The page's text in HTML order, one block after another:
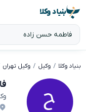
بنیاد وکلا
بنیاد وکلا وکیل وکیل تهران